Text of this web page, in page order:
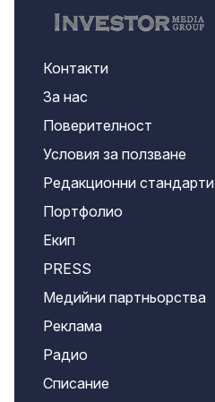
Контакти
За нас
Поверителност
Условия за ползване
Редакционни стандарти
Портфолио
Екип
PRESS
Медийни партньорства
Реклама
Радио
Списание